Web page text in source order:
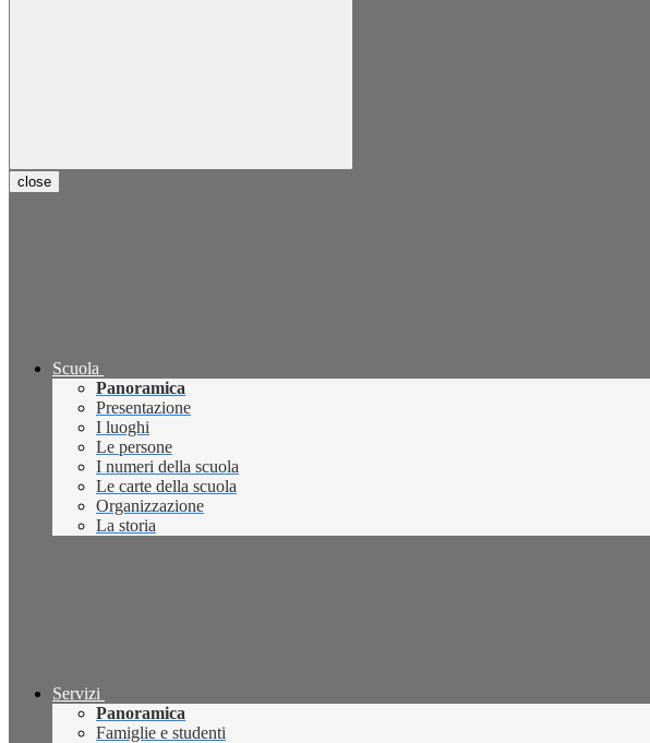
close
Scuola
Panoramica
Presentazione
I luoghi
Le persone
I numeri della scuola
Le carte della scuola
Organizzazione
La storia
Servizi
Panoramica
Famiglie e studenti